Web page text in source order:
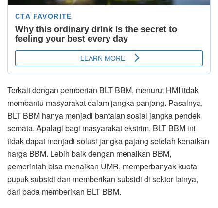
Terkait dengan pemberian BLT BBM, menurut HMI tidak
membantu masyarakat dalam jangka panjang. Pasalnya,
BLT BBM hanya menjadi bantalan sosial jangka pendek
semata. Apalagi bagi masyarakat ekstrim, BLT BBM ini
tidak dapat menjadi solusi jangka pajang setelah kenaikan
harga BBM. Lebih baik dengan menaikan BBM,
pemerintah bisa menaikan UMR, memperbanyak kuota
pupuk subsidi dan memberikan subsidi di sektor lainya,
dari pada memberikan BLT BBM.